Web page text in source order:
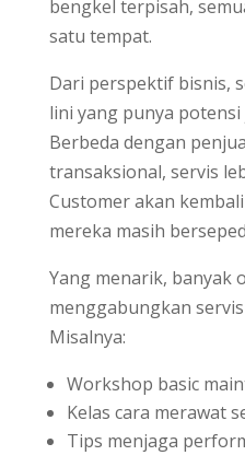
bengkel terpisah,
satu tempat.
Dari perspektif bisnis,
lini yang punya
Berbeda dengan
transaksional, servis
Customer akan
mereka masih
Yang menarik, banyak
menggabungkan
Misalnya:
Workshop basic
Kelas cara merawat
Tips menjaga